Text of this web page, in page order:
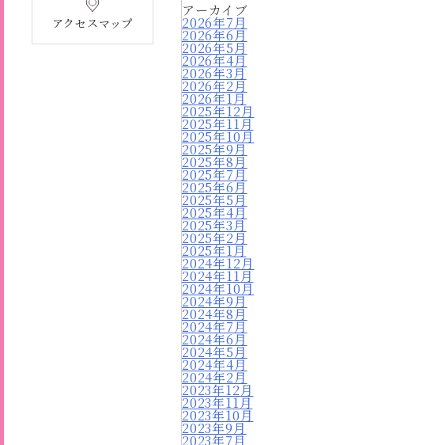
アクセスマップ
アーカイブ
2026年7月
2026年6月
2026年5月
2026年4月
2026年3月
2026年2月
2026年1月
2025年12月
2025年11月
2025年10月
2025年9月
2025年8月
2025年7月
2025年6月
2025年5月
2025年4月
2025年3月
2025年2月
2025年1月
2024年12月
2024年11月
2024年10月
2024年9月
2024年8月
2024年7月
2024年6月
2024年5月
2024年4月
2024年2月
2023年12月
2023年11月
2023年10月
2023年9月
2023年7月